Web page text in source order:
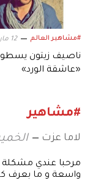
#مشاهير العالم 12 مارس 2012
ناصيف زيتون
«عاشقة الورد»
#مشاهير
لاما عزت الخميس 28
مرحبا عندي
واسعة و ما بعرف